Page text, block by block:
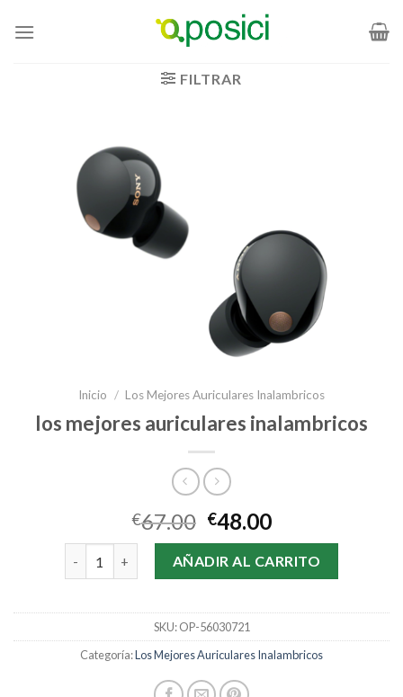
FILTRAR
Inicio / Los Mejores Auriculares Inalambricos
los mejores auriculares inalambricos
€67.00 €48.00
los mejores auriculares inalambricos cantidad
AÑADIR AL CARRITO
SKU:OP-56030721
Categoría:Los Mejores Auriculares Inalambricos